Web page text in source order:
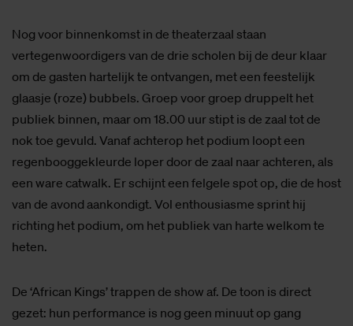
Nog voor binnenkomst in de theaterzaal staan
vertegenwoordigers van de drie scholen bij de deur klaar
om de gasten hartelijk te ontvangen, met een feestelijk
glaasje (roze) bubbels. Groep voor groep druppelt het
publiek binnen, maar om 18.00 uur stipt is de zaal tot de
nok toe gevuld. Vanaf achterop het podium loopt een
regenbooggekleurde loper door de zaal naar achteren, als
een ware catwalk. Er schijnt een felgele spot op, die de host
van de avond aankondigt. Vol enthousiasme sprint hij
richting het podium, om het publiek van harte welkom te
heten.
De ‘African Kings’ trappen de show af. De toon is direct
gezet: hun performance is nog geen minuut op gang